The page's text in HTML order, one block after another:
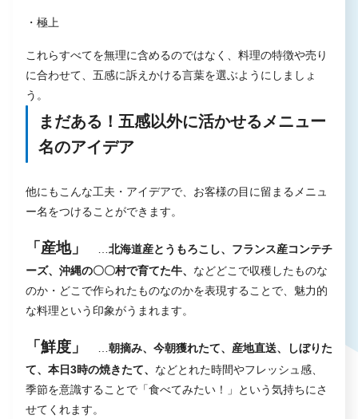
・極上
これらすべてを無理に含めるのではなく、料理の特徴や売り
に合わせて、五感に訴えかける言葉を選ぶようにしましょ
う。
まだある！五感以外に活かせるメニュー
名のアイデア
他にもこんな工夫・アイデアで、お客様の目に留まるメニュ
ー名をつけることができます。
「産地」
北海道産とうもろこし、フランス産コンテチ
ーズ、沖縄の〇〇村で育てた牛、 などどこで収穫したものな
のか・どこで作られたものなのかを表現することで、魅力的
な料理という印象がうまれます。
「鮮度」
朝摘み、今朝獲れたて、産地直送、しぼりた
て、本日3時の焼きたて、 などとれた時間やフレッシュ感、
季節を意識することで「食べてみたい！」という気持ちにさ
せてくれます。